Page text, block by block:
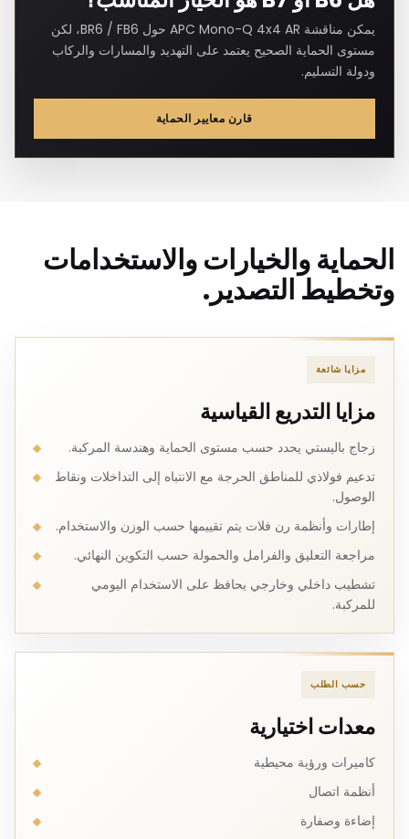
يمكن مناقشة APC Mono-Q 4x4 AR حول BR6 / FB6، لكن
مستوى الحماية الصحيح يعتمد على التهديد والمسارات والركاب
ودولة التسليم.
قارن معايير الحماية
الحماية والخيارات والاستخدامات
وتخطيط التصدير.
مزايا شائعة
مزايا التدريع القياسية
زجاج باليستي يحدد حسب مستوى الحماية وهندسة المركبة.
تدعيم فولاذي للمناطق الحرجة مع الانتباه إلى التداخلات ونقاط
الوصول.
إطارات وأنظمة رن فلات يتم تقييمها حسب الوزن والاستخدام.
مراجعة التعليق والفرامل والحمولة حسب التكوين النهائي.
تشطيب داخلي وخارجي يحافظ على الاستخدام اليومي
للمركبة.
حسب الطلب
معدات اختيارية
كاميرات ورؤية محيطية
أنظمة اتصال
إضاءة وصفارة